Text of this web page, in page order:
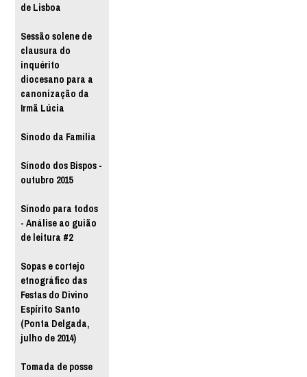
de Lisboa
Sessão solene de
clausura do
inquérito
diocesano para a
canonização da
Irmã Lúcia
Sínodo da Família
Sínodo dos Bispos -
outubro 2015
Sínodo para todos
- Análise ao guião
de leitura #2
Sopas e cortejo
etnográfico das
Festas do Divino
Espírito Santo
(Ponta Delgada,
julho de 2014)
Tomada de posse